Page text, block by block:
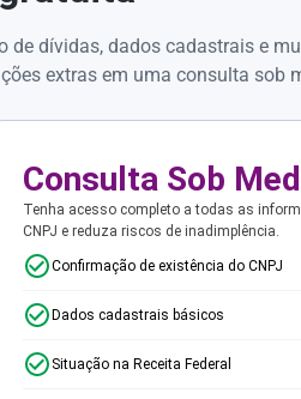
de dívidas, dados cadastrais e
extras em uma consulta sob
Consulta Sob
Tenha acesso completo a todas as
CNPJ e reduza riscos de inadimplência.
Confirmação de existência do CNPJ
Dados cadastrais básicos
Situação na Receita Federal